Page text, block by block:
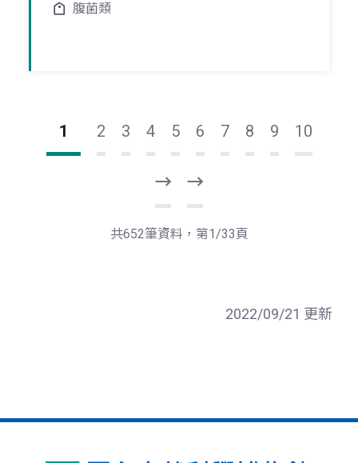
腹菌類
1 2 3 4 5 6 7 8 9 10
一
頁
後
一
共652筆資料，第1/33頁
2022/09/21 更新